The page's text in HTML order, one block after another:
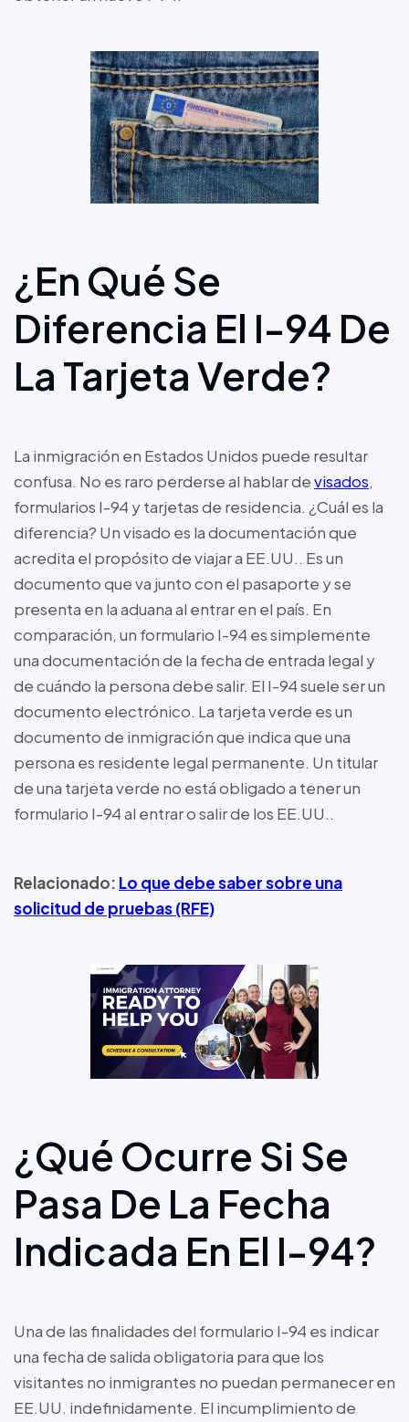
¿En Qué Se
Diferencia El I-94 De
La Tarjeta Verde?
La inmigración en Estados Unidos puede resultar
confusa. No es raro perderse al hablar devisados,
formularios I-94 y tarjetas de residencia. ¿Cuál es la
diferencia? Un visado es la documentación que
acredita el propósito de viajar a EE.UU.. Es un
documento que va junto con el pasaporte y se
presenta en la aduana al entrar en el país. En
comparación, un formulario I-94 es simplemente
una documentación de la fecha de entrada legal y
de cuándo la persona debe salir. El I-94 suele ser un
documento electrónico. La tarjeta verde es un
documento de inmigración que indica que una
persona es residente legal permanente. Un titular
de una tarjeta verde no está obligado a tener un
formulario I-94 al entrar o salir de los EE.UU..
Relacionado: Lo que debe saber sobre una
solicitud de pruebas (RFE)
¿Qué Ocurre Si Se
Pasa De La Fecha
Indicada En El I-94?
Una de las finalidades del formulario I-94 es indicar
una fecha de salida obligatoria para que los
visitantes no inmigrantes no puedan permanecer en
EE.UU. indefinidamente. El incumplimiento de